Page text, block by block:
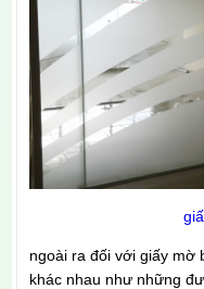
ngoài ra đối với giấy mờ
khác nhau như những